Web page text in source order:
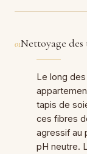
01Nettoyage des
Le long
tapis de
ces fibres
agressif au
pH neutre.